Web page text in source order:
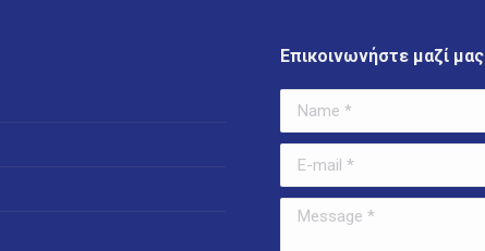
Επικοινωνήστε μαζί μας
Message *